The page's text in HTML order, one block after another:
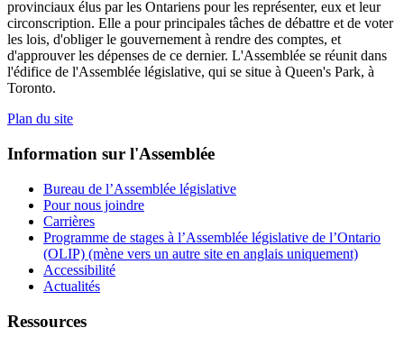
provinciaux élus par les Ontariens pour les représenter, eux et leur
circonscription. Elle a pour principales tâches de débattre et de voter
les lois, d'obliger le gouvernement à rendre des comptes, et
d'approuver les dépenses de ce dernier. L'Assemblée se réunit dans
l'édifice de l'Assemblée législative, qui se situe à Queen's Park, à
Toronto.
Plan du site
Information sur l'Assemblée
Bureau de l’Assemblée législative
Pour nous joindre
Carrières
Programme de stages à l’Assemblée législative de l’Ontario
(OLIP) (mène vers un autre site en anglais uniquement)
Accessibilité
Actualités
Ressources